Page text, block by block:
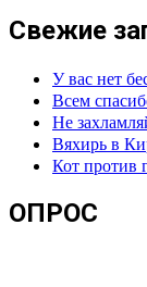
Свежие
У вас нет
Всем
Не
Вяхирь в
Кот против
ОПРОС